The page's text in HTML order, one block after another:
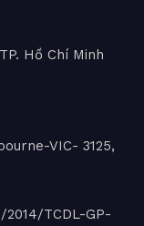
Hồ Chí Minh
VIC- 3125,
TCDL-GP-